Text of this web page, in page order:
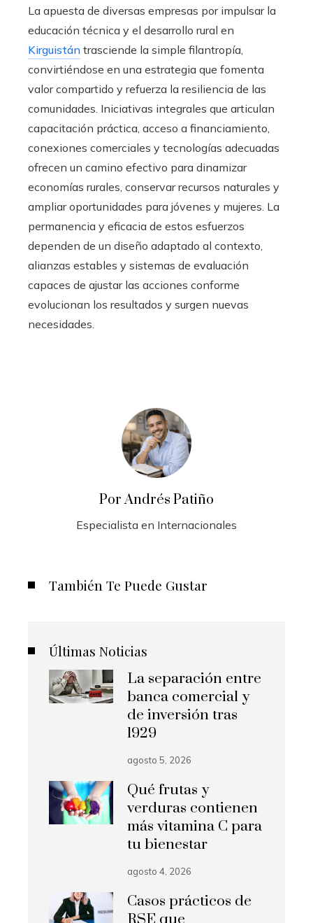
La apuesta de diversas empresas por impulsar la
educación técnica y el desarrollo rural en
Kirguistán trasciende la simple filantropía,
convirtiéndose en una estrategia que fomenta
valor compartido y refuerza la resiliencia de las
comunidades. Iniciativas integrales que articulan
capacitación práctica, acceso a financiamiento,
conexiones comerciales y tecnologías adecuadas
ofrecen un camino efectivo para dinamizar
economías rurales, conservar recursos naturales y
ampliar oportunidades para jóvenes y mujeres. La
permanencia y eficacia de estos esfuerzos
dependen de un diseño adaptado al contexto,
alianzas estables y sistemas de evaluación
capaces de ajustar las acciones conforme
evolucionan los resultados y surgen nuevas
necesidades.
Por Andrés Patiño
Especialista en Internacionales
También Te Puede Gustar
Últimas Noticias
La separación entre
banca comercial y
de inversión tras
1929
agosto 5, 2026
Qué frutas y
verduras contienen
más vitamina C para
tu bienestar
agosto 4, 2026
Casos prácticos de